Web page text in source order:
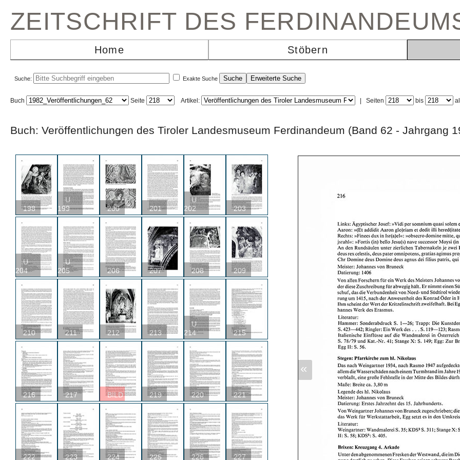
ZEITSCHRIFT DES
Home Stöbern
Suche: Exakte Suche
Buch Seite Artikel: Seiten bis
Buch: Veröffentlichungen des Tiroler Landesmuseum Ferdinandeum (Band 62 -
198
U
199
200 201
U
202
203
U
204
U
205
206 207 208 209
210 211 212 213
U
214
215
216 217 BILD 219 220 221
222 223 224 225 226 227
«